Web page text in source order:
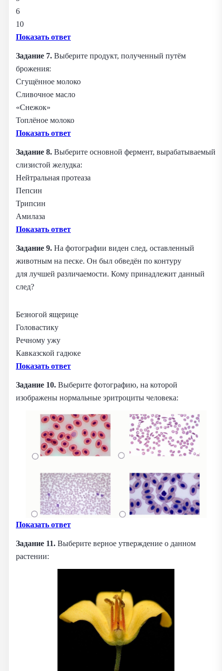
6
10
Показать ответ
Задание 7. Выберите продукт, полученный путём
брожения:
Сгущённое молоко
Сливочное масло
«Снежок»
Топлёное молоко
Показать ответ
Задание 8. Выберите основной фермент, вырабатываемый
слизистой желудка:
Нейтральная протеаза
Пепсин
Трипсин
Амилаза
Показать ответ
Задание 9. На фотографии виден след, оставленный
животным на песке. Он был обведён по контуру
для лучшей различаемости. Кому принадлежит данный
след?
Безногой ящерице
Головастику
Речному ужу
Кавказской гадюке
Показать ответ
Задание 10. Выберите фотографию, на которой
изображены нормальные эритроциты человека:
Показать ответ
Задание 11. Выберите верное утверждение о данном
растении: